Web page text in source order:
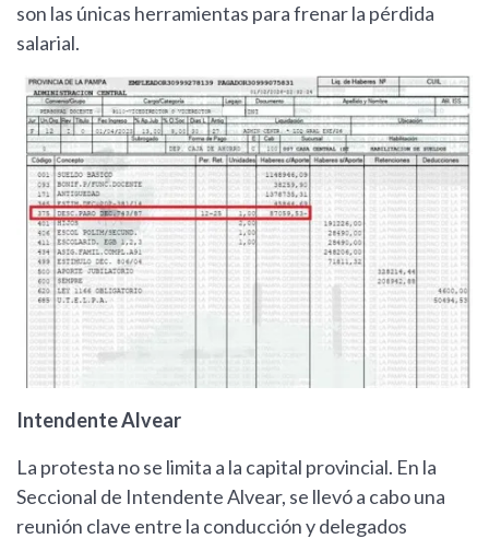
son las únicas herramientas para frenar la pérdida
salarial.
Intendente Alvear
La protesta no se limita a la capital provincial. En la
Seccional de Intendente Alvear, se llevó a cabo una
reunión clave entre la conducción y delegados